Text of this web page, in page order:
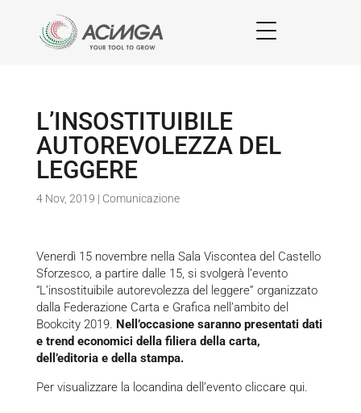
L’INSOSTITUIBILE
AUTOREVOLEZZA DEL
LEGGERE
4 Nov, 2019 | Comunicazione
Venerdì 15 novembre nella Sala Viscontea del Castello
Sforzesco, a partire dalle 15, si svolgerà l’evento
“L’insostituibile autorevolezza del leggere” organizzato
dalla Federazione Carta e Grafica nell’ambito del
Bookcity 2019. Nell’occasione saranno presentati dati
e trend economici della filiera della carta,
dell’editoria e della stampa.
Per visualizzare la locandina dell’evento cliccare qui.